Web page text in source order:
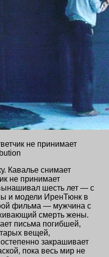
не принимает
Кавалье снимает
не принимает
шесть лет — с
и модели ИренТюнк в
фильма — мужчина с
смерть жены.
письма погибшей,
вещей,
закрашивает
пока весь мир не